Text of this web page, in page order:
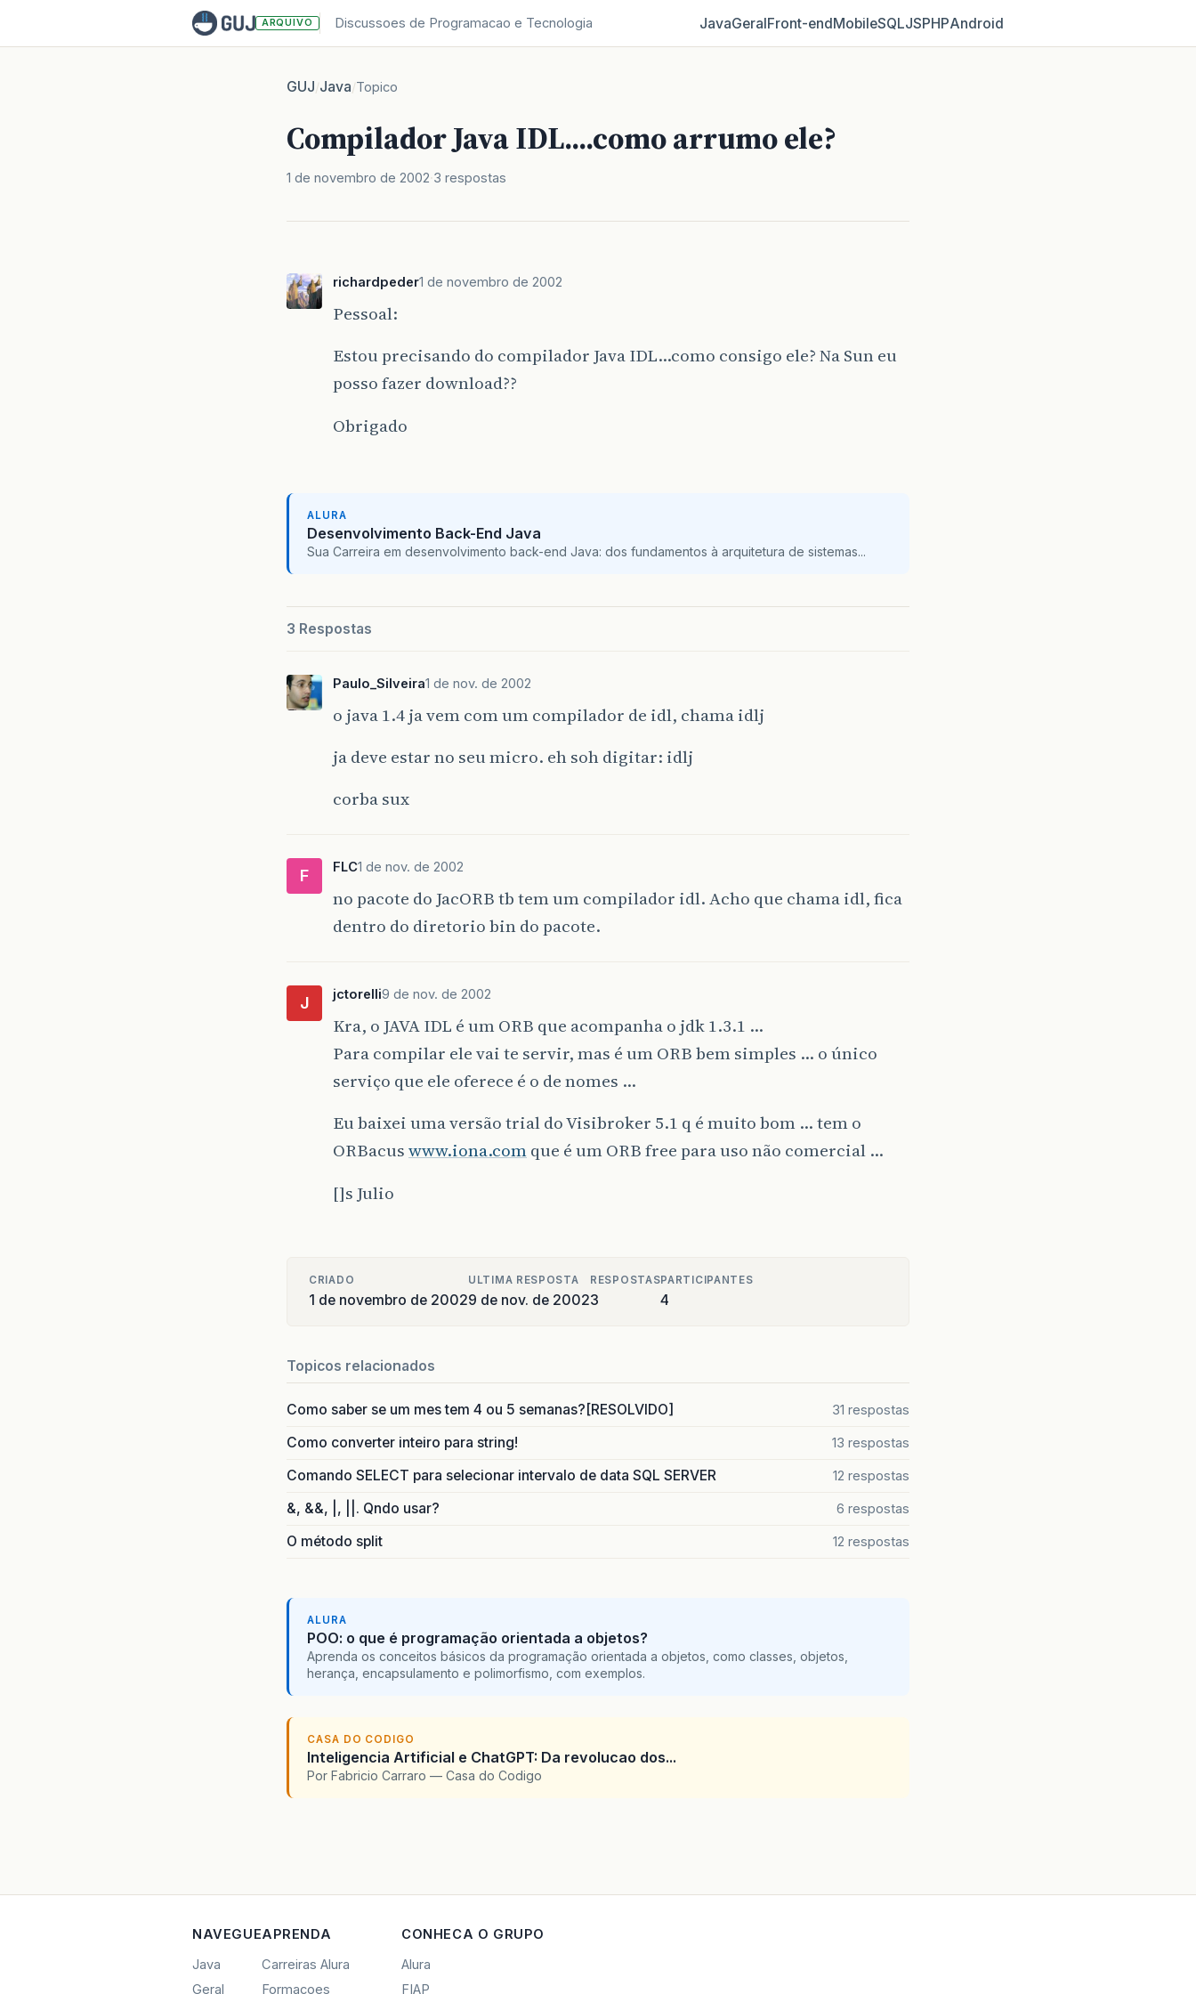
ARQUIVO Discussoes de Programacao e Tecnologia JavaGeralFront‑endMobileSQLJSPHPAndroid
GUJ/Java/Topico
Compilador Java IDL....como arrumo ele?
1 de novembro de 2002 3 respostas
richardpeder1 de novembro de 2002
Pessoal:
Estou precisando do compilador Java IDL…como consigo ele? Na Sun eu
posso fazer download??
Obrigado
ALURA
Desenvolvimento Back-End Java
Sua Carreira em desenvolvimento back-end Java: dos fundamentos à arquitetura de sistemas...
3 Respostas
Paulo_Silveira1 de nov. de 2002
o java 1.4 ja vem com um compilador de idl, chama idlj
ja deve estar no seu micro. eh soh digitar: idlj
corba sux
F FLC1 de nov. de 2002
no pacote do JacORB tb tem um compilador idl. Acho que chama idl, fica
dentro do diretorio bin do pacote.
J jctorelli9 de nov. de 2002
Kra, o JAVA IDL é um ORB que acompanha o jdk 1.3.1 …
Para compilar ele vai te servir, mas é um ORB bem simples … o único
serviço que ele oferece é o de nomes …
Eu baixei uma versão trial do Visibroker 5.1 q é muito bom … tem o
ORBacuswww.iona.comque é um ORB free para uso não comercial …
[]s Julio
CRIADO
1 de novembro de 2002
ULTIMA RESPOSTA
9 de nov. de 2002
RESPOSTAS
3
PARTICIPANTES
4
Topicos relacionados
Como saber se um mes tem 4 ou 5 semanas?[RESOLVIDO] 31 respostas
Como converter inteiro para string! 13 respostas
Comando SELECT para selecionar intervalo de data SQL SERVER 12 respostas
&, &&, |, ||. Qndo usar? 6 respostas
O método split 12 respostas
ALURA
POO: o que é programação orientada a objetos?
Aprenda os conceitos básicos da programação orientada a objetos, como classes, objetos,
herança, encapsulamento e polimorfismo, com exemplos.
CASA DO CODIGO
Inteligencia Artificial e ChatGPT: Da revolucao dos...
Por Fabricio Carraro — Casa do Codigo
NAVEGUE
Java
Geral
APRENDA
Carreiras Alura
Formacoes
CONHECA O GRUPO
Alura
FIAP